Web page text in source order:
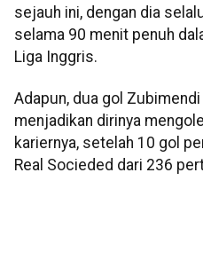
sejauh ini, dengan dia
selama 90 menit penuh
Liga Inggris.
Adapun, dua gol
menjadikan dirinya
kariernya, setelah 10 gol
Real Socieded dari 236